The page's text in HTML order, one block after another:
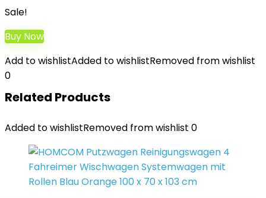
Sale!
Buy Now
Add to wishlistAdded to wishlistRemoved from wishlist
0
Related Products
Added to wishlistRemoved from wishlist 0